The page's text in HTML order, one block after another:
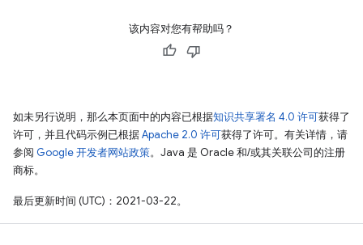
该内容对您有帮助吗？
如未另行说明，那么本页面中的内容已根据知识共享署名 4.0 许可获得了
许可，并且代码示例已根据Apache 2.0 许可获得了许可。有关详情，请
参阅 Google 开发者网站政策。Java 是 Oracle 和/或其关联公司的注册
商标。
最后更新时间 (UTC)：2021-03-22。